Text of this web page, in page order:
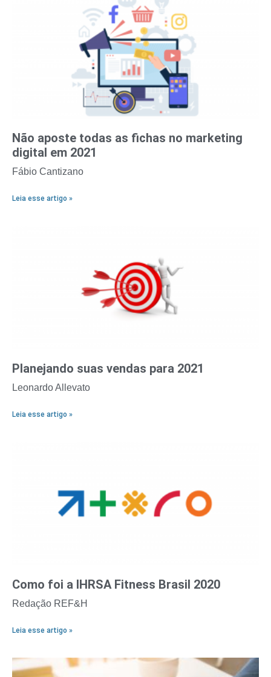
Não aposte todas as fichas no marketing
digital em 2021
Fábio Cantizano
Leia esse artigo »
Planejando suas vendas para 2021
Leonardo Allevato
Leia esse artigo »
Como foi a IHRSA Fitness Brasil 2020
Redação REF&H
Leia esse artigo »